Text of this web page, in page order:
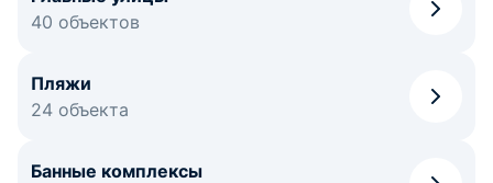
40 объектов
Пляжи
24 объекта
Банные комплексы